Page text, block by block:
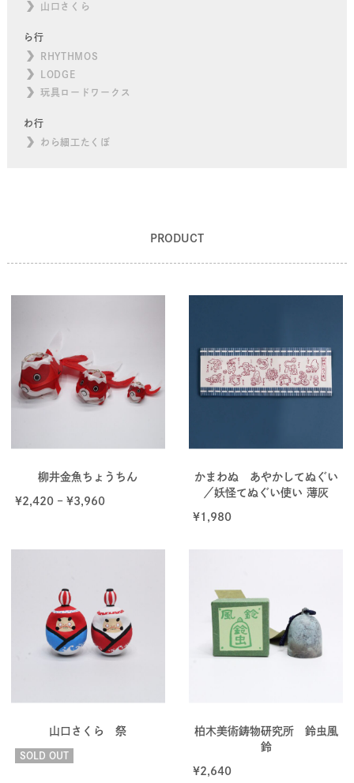
山口さくら
ら行
RHYTHMOS
LODGE
玩具ロードワークス
わ行
わら細工たくぼ
PRODUCT
柳井金魚ちょうちん
¥2,420– ¥3,960
かまわぬ あやかしてぬぐい
／妖怪てぬぐい使い 薄灰
¥1,980
山口さくら 祭
SOLD OUT
柏木美術鋳物研究所 鈴虫風
鈴
¥2,640